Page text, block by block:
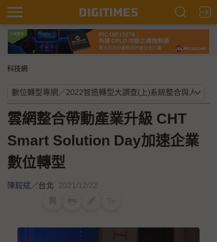
科技網
雲網整合帶動產業升級 CHT
Smart Solution Day加速企業
數位轉型
陳毅斌／台北 2021/12/22